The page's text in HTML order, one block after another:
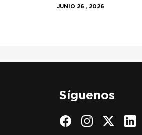
JUNIO 26 , 2026
Síguenos